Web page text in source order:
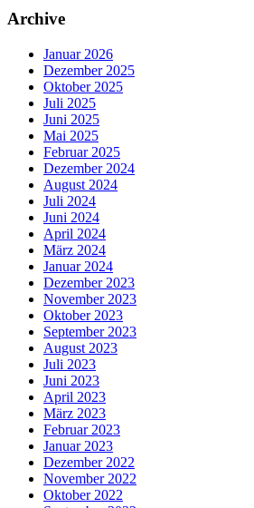
Archive
Januar 2026
Dezember 2025
Oktober 2025
Juli 2025
Juni 2025
Mai 2025
Februar 2025
Dezember 2024
August 2024
Juli 2024
Juni 2024
April 2024
März 2024
Januar 2024
Dezember 2023
November 2023
Oktober 2023
September 2023
August 2023
Juli 2023
Juni 2023
April 2023
März 2023
Februar 2023
Januar 2023
Dezember 2022
November 2022
Oktober 2022